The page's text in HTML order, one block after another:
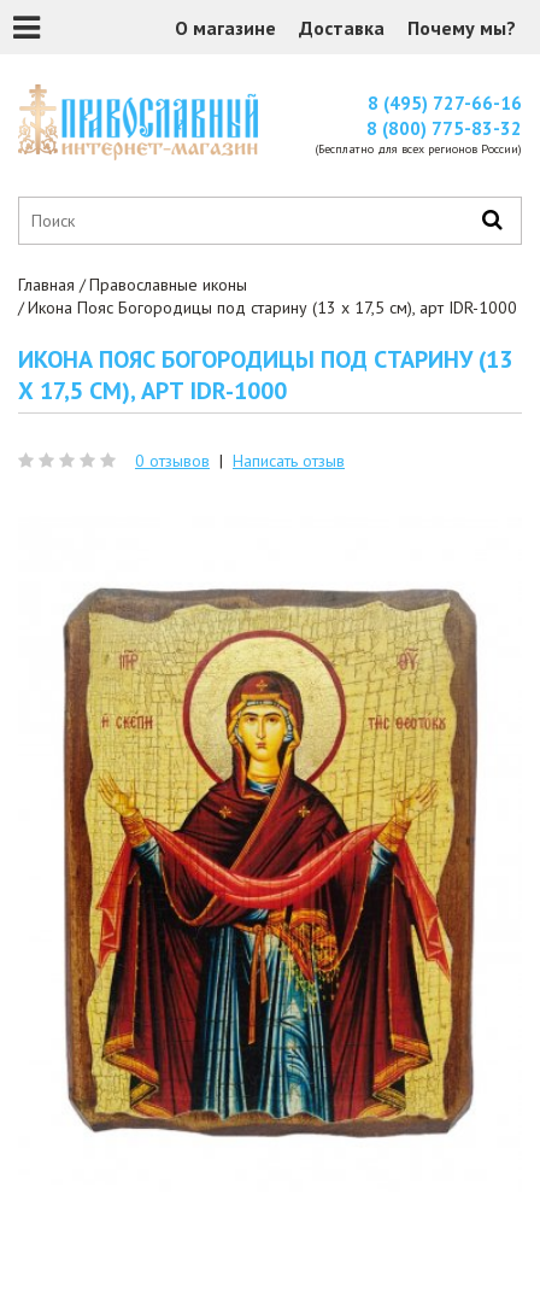
О магазине Доставка Почему мы?
8 (495) 727-66-16
8 (800) 775-83-32
(Бесплатно для всех регионов России)
Главная
Православные иконы
Икона Пояс Богородицы под старину (13 х 17,5 см), арт IDR-1000
ИКОНА ПОЯС БОГОРОДИЦЫ ПОД СТАРИНУ (13
Х 17,5 СМ), АРТ IDR-1000
0 отзывов | Написать отзыв